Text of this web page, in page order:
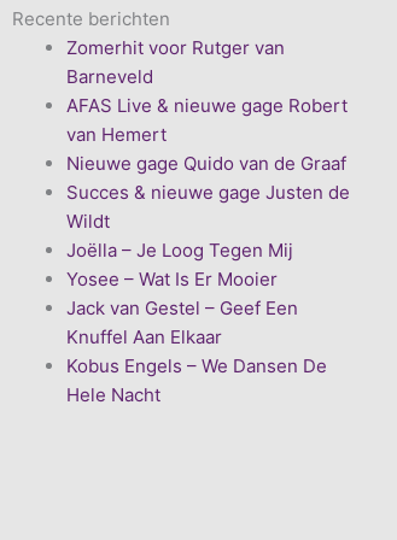
Recente berichten
Zomerhit voor Rutger van
Barneveld
AFAS Live & nieuwe gage Robert
van Hemert
Nieuwe gage Quido van de Graaf
Succes & nieuwe gage Justen de
Wildt
Joëlla – Je Loog Tegen Mij
Yosee – Wat Is Er Mooier
Jack van Gestel – Geef Een
Knuffel Aan Elkaar
Kobus Engels – We Dansen De
Hele Nacht